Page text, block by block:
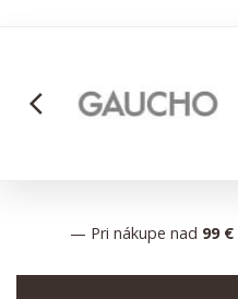
arrow_back_ios
— Pri nákupe nad 99 €